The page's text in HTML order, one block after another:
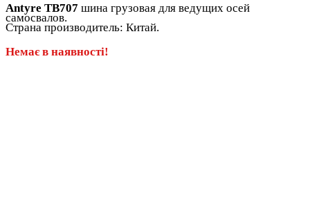
Antyre TB707 шина грузовая для ведущих осей
самосвалов.
Страна производитель: Китай.
Немає в наявності!